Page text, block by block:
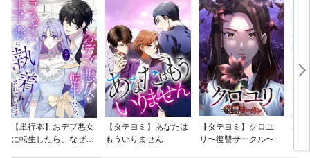
【単行本】おデブ悪女
に転生したら、なぜか
【タテヨミ】あなたは
もういりません
【タテヨミ】クロユ
リ〜復讐サークル〜
バ
今